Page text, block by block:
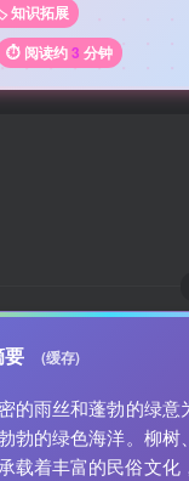
知识拓展
⏱️ 阅读约3 分钟
(缓存)
雨丝和蓬勃的绿意
勃的绿色海洋。柳树
着丰富的民俗文化